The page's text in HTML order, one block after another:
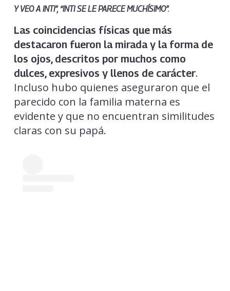
Y VEO A INTI”, “INTI SE LE PARECE MUCHÍSIMO”.
Las coincidencias físicas que más
destacaron fueron la mirada y la forma de
los ojos, descritos por muchos como
dulces, expresivos y llenos de carácter.
Incluso hubo quienes aseguraron que el
parecido con la familia materna es
evidente y que no encuentran similitudes
claras con su papá.